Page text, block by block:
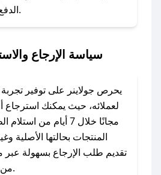
في حال عدم توفر كوبونات
للحصول على كوبونات
الدفع بالتقسيط الشهري.
سياسة الإرجاع
يحرص جولاينر على توفير
لعملائه، حيث يمكنك استرجاع
مجانًا خلال 7 أيام من
المنتجات بحالتها الأصلية
تقديم طلب الإرجاع بسهولة عبر
من خلال خدمة العملاء.